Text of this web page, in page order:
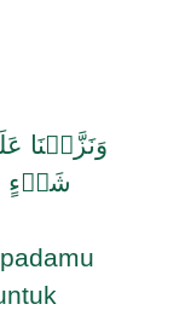
وَنَزَّلۡنَا
شَىۡءٍ